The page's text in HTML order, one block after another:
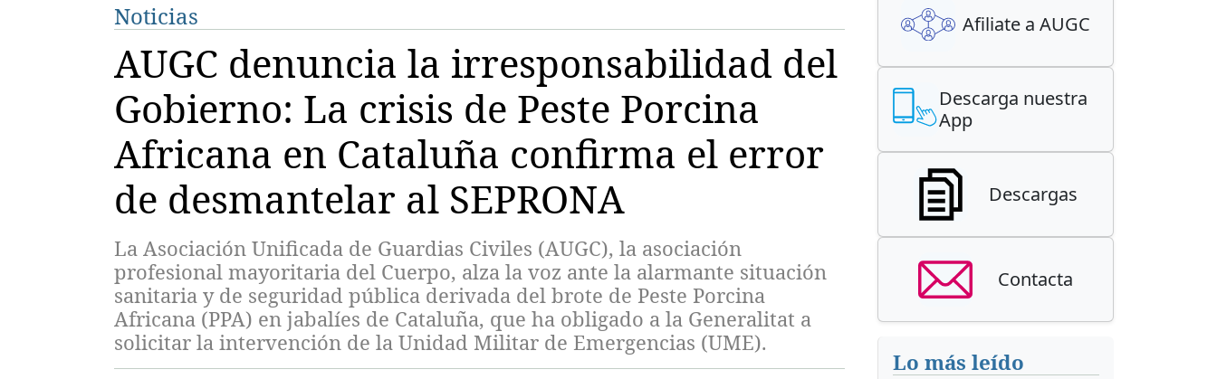
Noticias
AUGC denuncia la irresponsabilidad del
Gobierno: La crisis de Peste Porcina
Africana en Cataluña confirma el error
de desmantelar al SEPRONA
La Asociación Unificada de Guardias Civiles (AUGC), la asociación
profesional mayoritaria del Cuerpo, alza la voz ante la alarmante situación
sanitaria y de seguridad pública derivada del brote de Peste Porcina
Africana (PPA) en jabalíes de Cataluña, que ha obligado a la Generalitat a
solicitar la intervención de la Unidad Militar de Emergencias (UME).
Afiliate a AUGC
Descarga nuestra
App
Descargas
Contacta
Lo más leído